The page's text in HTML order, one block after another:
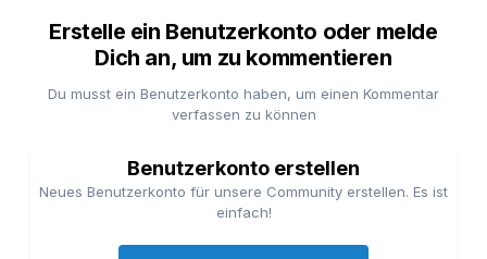
Erstelle ein Benutzerkonto oder melde
Dich an, um zu kommentieren
Du musst ein Benutzerkonto haben, um einen Kommentar
verfassen zu können
Benutzerkonto erstellen
Neues Benutzerkonto für unsere Community erstellen. Es ist
einfach!